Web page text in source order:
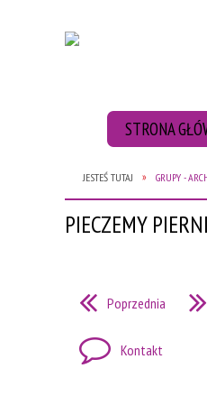
STRONA
ZBIÓRKA BATERII
JESTEŚ TUTAJ GRUPY -
PIECZEMY
Poprzednia
Kontakt